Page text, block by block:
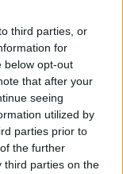
third parties, or
for
below opt-out
that after your
seeing
utilized by
parties prior to
the further
third parties on the